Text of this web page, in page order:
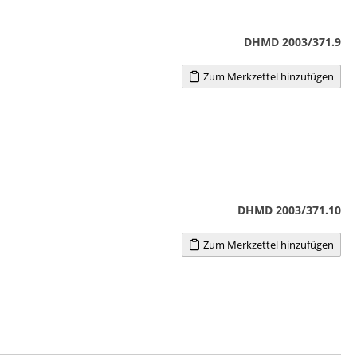
DHMD 2003/371.9
Zum Merkzettel hinzufügen
DHMD 2003/371.10
Zum Merkzettel hinzufügen